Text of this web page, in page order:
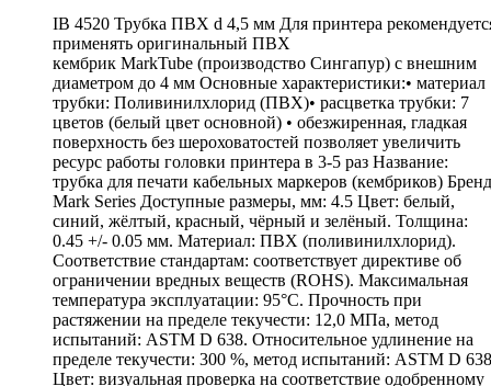
IB 4520 Трубка ПВХ d 4,5 мм Для принтера
применять оригинальный ПВХ
кембрик MarkTube (производство Сингапур) с внешним
диаметром до 4 мм Основные характеристики:• материал
трубки: Поливинилхлорид (ПВХ)• расцветка трубки: 7
цветов (белый цвет основной) • обезжиренная, гладкая
поверхность без шероховатостей позволяет увеличить
ресурс работы головки принтера в 3-5 раз Название:
трубка для печати кабельных маркеров (кембриков)
Mark Series Доступные размеры, мм: 4.5 Цвет: белый,
синий, жёлтый, красный, чёрный и зелёный. Толщина:
0.45 +/- 0.05 мм. Материал: ПВХ (поливинилхлорид).
Соответствие стандартам: соответствует директиве об
ограничении вредных веществ (ROHS). Максимальная
температура эксплуатации: 95°С. Прочность при
растяжении на пределе текучести: 12,0 МПа, метод
испытаний: ASTM D 638. Относительное удлинение на
пределе текучести: 300 %, метод испытаний: ASTM D
Цвет: визуальная проверка на соответствие одобренному